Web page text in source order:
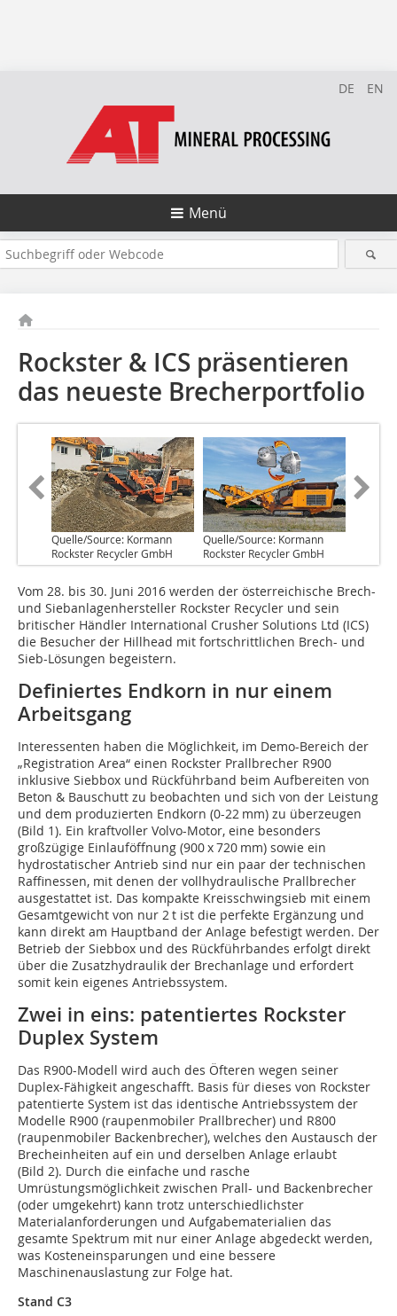
DE EN
Menü
Rockster & ICS präsentieren
das neueste­ ­Brecherportfolio
Quelle/Source: Kormann
Rockster Recycler GmbH
Quelle/Source: Kormann
Rockster Recycler GmbH
Vom 28. bis 30. Juni 2016 werden der österreichische Brech-
und Siebanlagenhersteller Rockster Recycler und sein
britischer Händler International Crusher Solutions Ltd (ICS)
die Besucher der Hillhead mit fortschrittlichen Brech- und
Sieb-Lösungen begeistern.
Definiertes Endkorn in nur einem
Arbeitsgang
Interessenten haben die Möglichkeit, im Demo-Bereich der
„Registration Area“ einen Rockster Prallbrecher R900
inklusive Siebbox und Rückführband beim Aufbereiten von
Beton & Bauschutt zu beobachten und sich von der Leistung
und dem produzierten Endkorn (0-22 mm) zu überzeugen
(Bild 1). Ein kraftvoller Volvo-Motor, eine besonders
großzügige Einlauföffnung (900 x 720 mm) sowie ein
hydrostatischer Antrieb sind nur ein paar der technischen
Raffinessen, mit denen der vollhydraulische Prallbrecher
ausgestattet ist. Das kompakte Kreisschwingsieb mit einem
Gesamtgewicht von nur 2 t ist die perfekte Ergänzung und
kann direkt am Hauptband der Anlage befestigt werden. Der
Betrieb der Siebbox und des Rückführbandes erfolgt direkt
über die Zusatzhydraulik der Brechanlage und erfordert
somit kein eigenes Antriebssystem.
Zwei in eins: patentiertes Rockster
Duplex System
Das R900-Modell wird auch des Öfteren wegen seiner
Duplex-Fähigkeit angeschafft. Basis für dieses von Rockster
patentierte System ist das identische Antriebssystem der
Modelle R900 (raupenmobiler Prallbrecher) und R800
(raupenmobiler Backenbrecher), welches den Austausch der
Brecheinheiten auf ein und derselben Anlage erlaubt
(Bild 2). Durch die einfache und rasche
Umrüstungsmöglichkeit zwischen Prall- und Backenbrecher
(oder umgekehrt) kann trotz unterschiedlichster
Materialanforderungen und Aufgabematerialien das
gesamte Spektrum mit nur einer Anlage abgedeckt werden,
was Kosteneinsparungen und eine bessere
Maschinenauslastung zur Folge hat.
Stand C3